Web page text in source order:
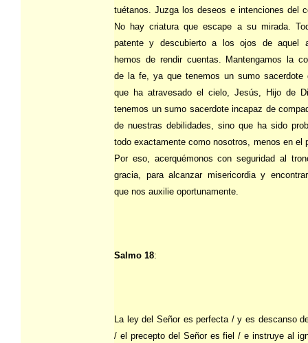
tuétanos. Juzga los deseos e intenciones del
No hay criatura que escape a su mirada.
patente y descubierto a los ojos de aquel
hemos de rendir cuentas. Mantengamos la
de la fe, ya que tenemos un sumo sacerdote
que ha atravesado el cielo, Jesús, Hijo de
tenemos un sumo sacerdote incapaz de
de nuestras debilidades, sino que ha sido
todo exactamente como nosotros, menos en el
Por eso, acerquémonos con seguridad al
gracia, para alcanzar misericordia y
que nos auxilie oportunamente.
Salmo 18:
La ley del Señor es perfecta / y es descanso
/ el precepto del Señor es fiel / e instruye al